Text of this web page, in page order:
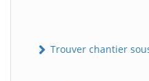
Trouver chantier